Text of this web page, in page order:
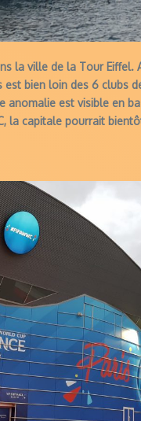
la ville de la Tour
est bien loin des 6 clubs
est visible en
la capitale pourrait